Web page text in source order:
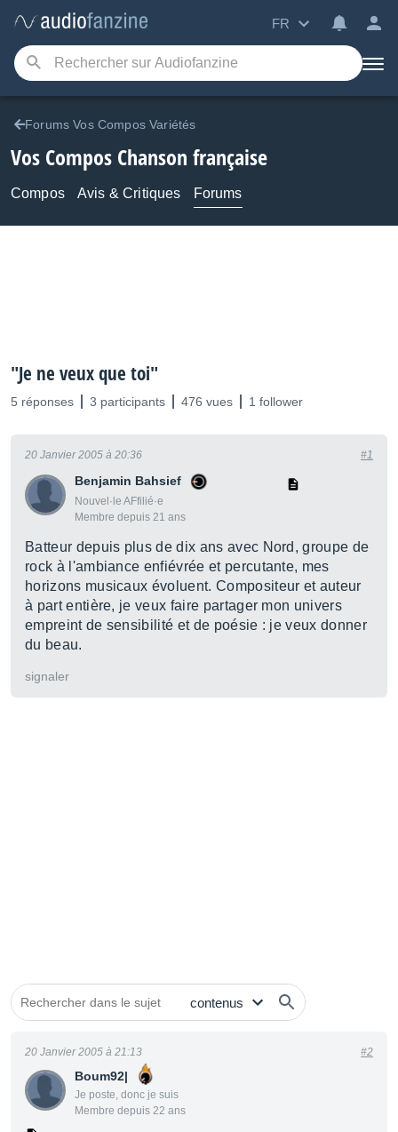
FR
Forums Vos Compos Variétés
Vos Compos Chanson française
Compos Avis & Critiques Forums
"Je ne veux que toi"
5 réponses 3 participants 476 vues 1 follower
Benjamin Bahsief
Nouvel·le AFfilié·e
Membre depuis 21 ans
20 Janvier 2005 à 20:36 #1
Batteur depuis plus de dix ans avec Nord, groupe de
rock à l'ambiance enfiévrée et percutante, mes
horizons musicaux évoluent. Compositeur et auteur
à part entière, je veux faire partager mon univers
empreint de sensibilité et de poésie : je veux donner
du beau.
signaler
Boum92|
Je poste, donc je suis
Membre depuis 22 ans
20 Janvier 2005 à 21:13 #2